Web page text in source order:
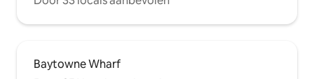
Baytowne Wharf